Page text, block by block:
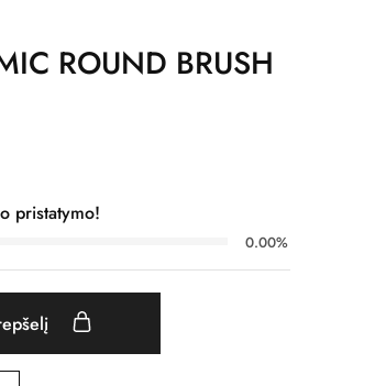
ROUND BRUSH
pristatymo!
0.00%